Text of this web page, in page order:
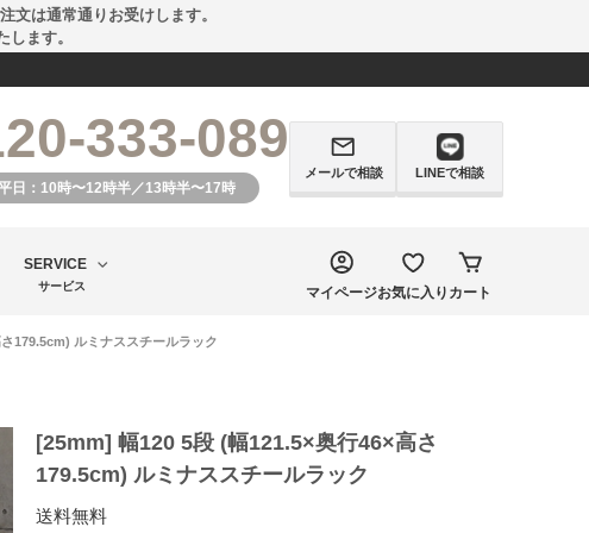
文は通常通りお受けします。
ます。
333-089
日：10時〜12時半／13時半〜17時
メールで相談 LINEで相談
SERVICE
サービス マイページお気に入り カート
179.5cm) ルミナススチールラック
[25mm] 幅120 5段 (幅121.5×奥行46×高さ
179.5cm) ルミナススチールラック